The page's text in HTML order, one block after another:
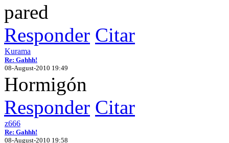
pared
Responder Citar
Kurama
Re: Gahhh!
08-August-2010 19:49
Hormigón
Responder Citar
z666
Re: Gahhh!
08-August-2010 19:58